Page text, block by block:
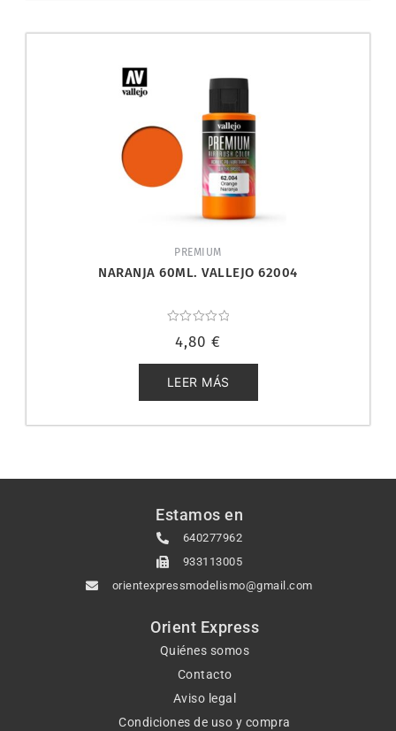
PREMIUM
NARANJA 60ML. VALLEJO 62004
con
de
5
4,80 €
LEER MÁS
Estamos en
640277962
933113005
orientexpressmodelismo@gmail.com
Orient Express
Quiénes somos
Contacto
Aviso legal
Condiciones de uso y compra